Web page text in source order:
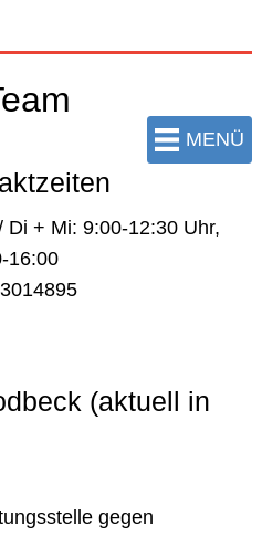
MENÜ
+ Mi: 9:00-12:30 Uhr,
16:00
(aktuell in
gegen